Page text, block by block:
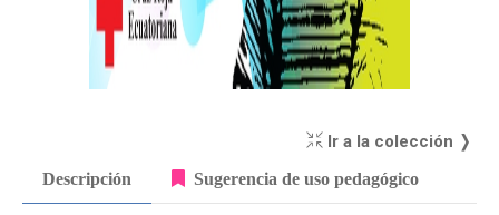
Ir a la colección ❭
Descripción Sugerencia de uso pedagógico